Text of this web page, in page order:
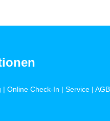
| Online Check-In | Service| AGB